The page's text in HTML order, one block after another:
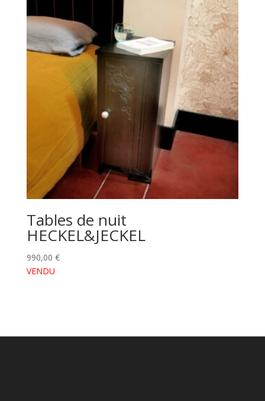
Tables de nuit
HECKEL&JECKEL
990,00 €
VENDU